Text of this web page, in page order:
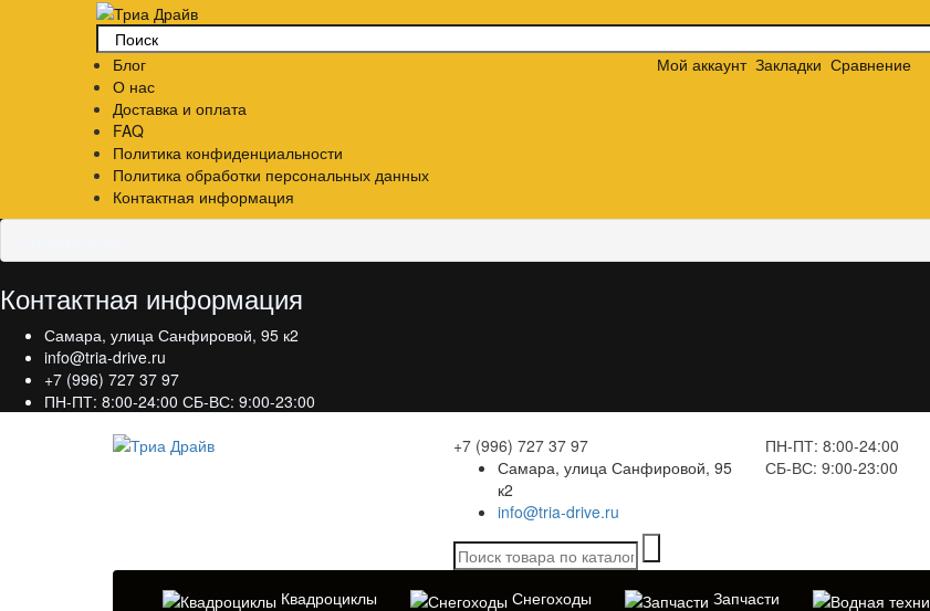
Блог
О нас
Доставка и оплата
FAQ
Политика конфиденциальности
Политика обработки персональных данных
Контактная информация
Мой аккаунт Закладки Сравнение
Контактная информация
Самара, улица Санфировой, 95 к2
info@tria-drive.ru
+7 (996) 727 37 97
ПН-ПТ: 8:00-24:00 СБ-ВС: 9:00-23:00
+7 (996) 727 37 97
Самара, улица Санфировой, 95
к2
info@tria-drive.ru
ПН-ПТ: 8:00-24:00
СБ-ВС: 9:00-23:00
Квадроциклы Снегоходы Запчасти